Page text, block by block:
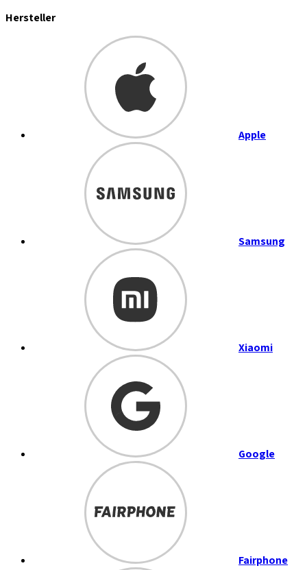
Hersteller
Apple
Samsung
Xiaomi
Google
Fairphone